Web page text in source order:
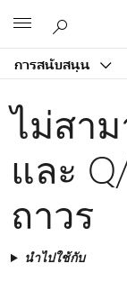
การสนับสนุน
ไม่สา
และ
ถาวร
นำไปใช้กับ